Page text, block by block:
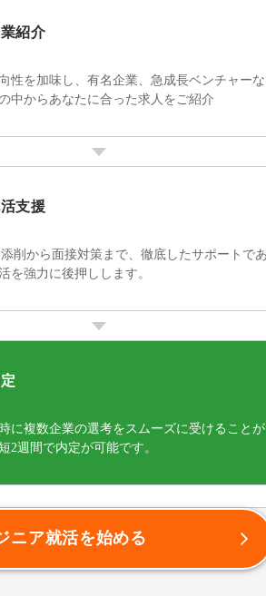
紹介
性を加味し、有名企業、急成長ベンチャーな
中からあなたに合った求人をご紹介
支援
添削から面接対策まで、徹底したサポートで
を強力に後押しします。
に複数企業の選考をスムーズに受けること
2週間で内定が可能です。
ニア就活を始める